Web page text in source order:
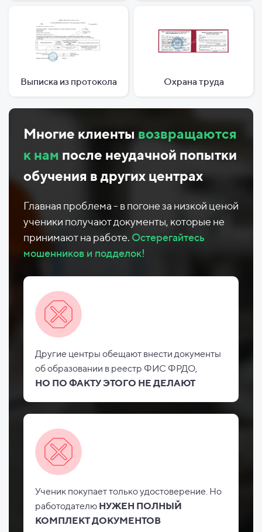
Выписка из протокола Охрана труда
Многие клиенты возвращаются
к нам после неудачной попытки
обучения в других центрах
Главная проблема - в погоне за низкой ценой
ученики получают документы, которые не
принимают на работе. Остерегайтесь
мошенников и подделок!
Другие центры обещают внести документы
обобразовании в реестр ФИС ФРДО,
НО ПО ФАКТУ ЭТОГО НЕ ДЕЛАЮТ
Ученик покупает только удостоверение. Но
работодателю НУЖЕН ПОЛНЫЙ
КОМПЛЕКТ ДОКУМЕНТОВ